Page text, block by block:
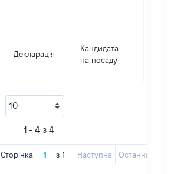
Декларація
Кандидата
на посаду
1 - 4 з 4
Сторінка з 1 Наступна Остання